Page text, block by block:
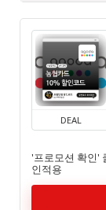
DEAL
'프로모션 확인'
인적용